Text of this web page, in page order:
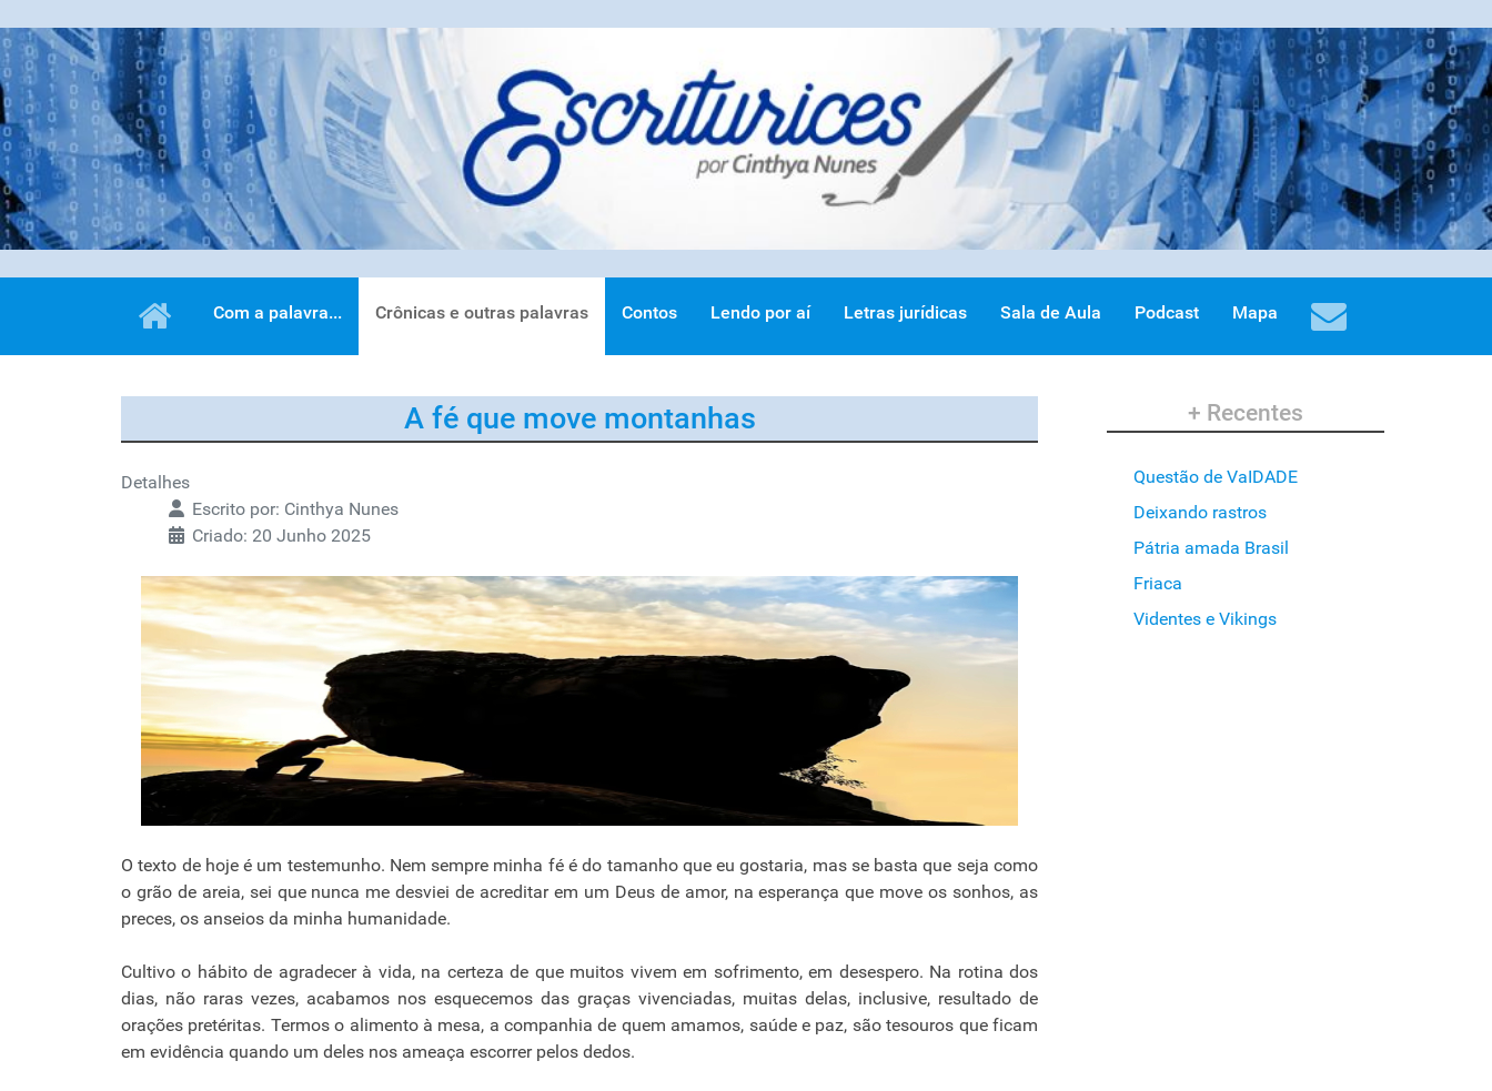
Com a palavra... Crônicas e outras palavras Contos Lendo por aí Letras jurídicas Sala de Aula Podcast Mapa
A fé que move montanhas
Detalhes
Escrito por: Cinthya Nunes
Criado: 20 Junho 2025
O texto de hoje é um testemunho. Nem sempre minha fé é do tamanho que eu gostaria, mas se basta que seja como
o grão de areia, sei que nunca me desviei de acreditar em um Deus de amor, na esperança que move os sonhos, as
preces, os anseios da minha humanidade.
Cultivo o hábito de agradecer à vida, na certeza de que muitos vivem em sofrimento, em desespero. Na rotina dos
dias, não raras vezes, acabamos nos esquecemos das graças vivenciadas, muitas delas, inclusive, resultado de
orações pretéritas. Termos o alimento à mesa, a companhia de quem amamos, saúde e paz, são tesouros que ficam
em evidência quando um deles nos ameaça escorrer pelos dedos.
+ Recentes
Questão de VaIDADE
Deixando rastros
Pátria amada Brasil
Friaca
Videntes e Vikings